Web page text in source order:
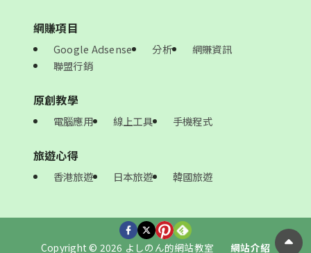
網賺項目
Google Adsense 分析
網賺資訊
聯盟行銷
原創教學
電腦應用 線上工具 手機程式
旅遊心得
香港旅遊 日本旅遊 韓國旅遊
Copyright © 2026 よしのん的網站教室 網站介紹